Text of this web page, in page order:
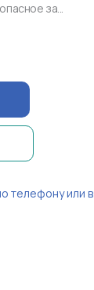
за...
телефону или в